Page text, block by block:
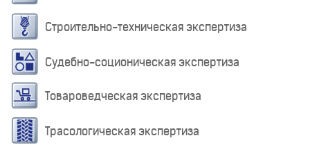
Строительно-техническая экспертиза
Судебно-соционическая экспертиза
Товароведческая экспертиза
Трасологическая экспертиза